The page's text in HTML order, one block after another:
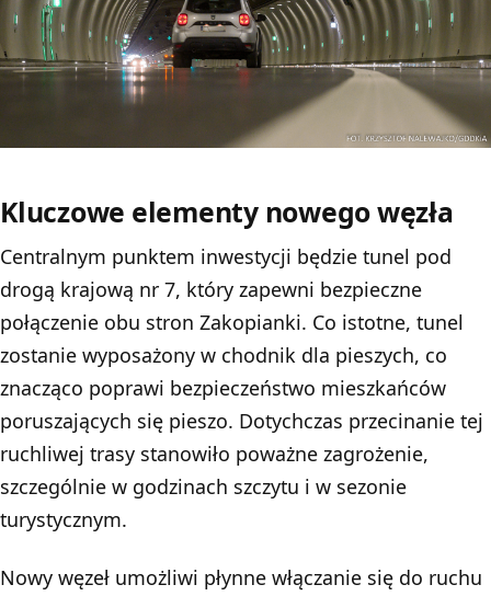
Kluczowe elementy nowego węzła
Centralnym punktem inwestycji będzie tunel pod
drogą krajową nr 7, który zapewni bezpieczne
połączenie obu stron Zakopianki. Co istotne, tunel
zostanie wyposażony w chodnik dla pieszych, co
znacząco poprawi bezpieczeństwo mieszkańców
poruszających się pieszo. Dotychczas przecinanie tej
ruchliwej trasy stanowiło poważne zagrożenie,
szczególnie w godzinach szczytu i w sezonie
turystycznym.
Nowy węzeł umożliwi płynne włączanie się do ruchu